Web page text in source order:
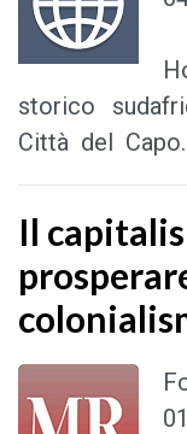
storico
Città del Capo.
Il